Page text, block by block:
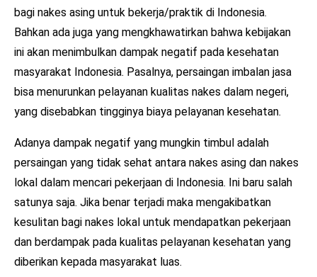
bagi nakes asing untuk bekerja/praktik di Indonesia.
Bahkan ada juga yang mengkhawatirkan bahwa kebijakan
ini akan menimbulkan dampak negatif pada kesehatan
masyarakat Indonesia. Pasalnya, persaingan imbalan jasa
bisa menurunkan pelayanan kualitas nakes dalam negeri,
yang disebabkan tingginya biaya pelayanan kesehatan.
Adanya dampak negatif yang mungkin timbul adalah
persaingan yang tidak sehat antara nakes asing dan nakes
lokal dalam mencari pekerjaan di Indonesia. Ini baru salah
satunya saja. Jika benar terjadi maka mengakibatkan
kesulitan bagi nakes lokal untuk mendapatkan pekerjaan
dan berdampak pada kualitas pelayanan kesehatan yang
diberikan kepada masyarakat luas.